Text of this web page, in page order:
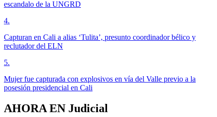
escandalo de la UNGRD
4.
Capturan en Cali a alias ‘Tulita’, presunto coordinador bélico y
reclutador del ELN
5.
Mujer fue capturada con explosivos en vía del Valle previo a la
posesión presidencial en Cali
AHORA EN Judicial